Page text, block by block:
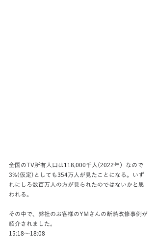
全国のTV所有人口は118,000千人(2022年）なので
3%(仮定)としても354万人が見たことになる。いず
れにしろ数百万人の方が見られたのではないかと思
われる。
その中で、弊社のお客様のYMさんの断熱改修事例が
紹介されました。
15:18～18:08